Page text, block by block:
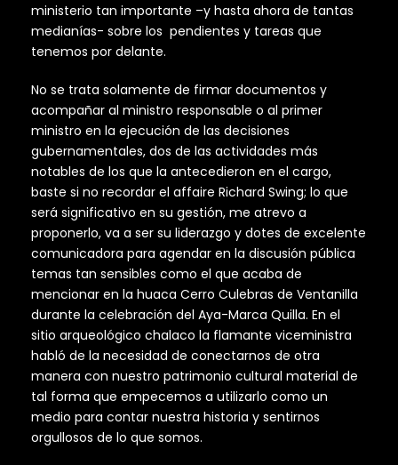
ministerio tan importante –y hasta ahora de tantas
medianías- sobre los pendientes y tareas que
tenemos por delante.
No se trata solamente de firmar documentos y
acompañar al ministro responsable o al primer
ministro en la ejecución de las decisiones
gubernamentales, dos de las actividades más
notables de los que la antecedieron en el cargo,
baste si no recordar el affaire Richard Swing; lo que
será significativo en su gestión, me atrevo a
proponerlo, va a ser su liderazgo y dotes de excelente
comunicadora para agendar en la discusión pública
temas tan sensibles como el que acaba de
mencionar en la huaca Cerro Culebras de Ventanilla
durante la celebración del Aya-Marca Quilla. En el
sitio arqueológico chalaco la flamante viceministra
habló de la necesidad de conectarnos de otra
manera con nuestro patrimonio cultural material de
tal forma que empecemos a utilizarlo como un
medio para contar nuestra historia y sentirnos
orgullosos de lo que somos.